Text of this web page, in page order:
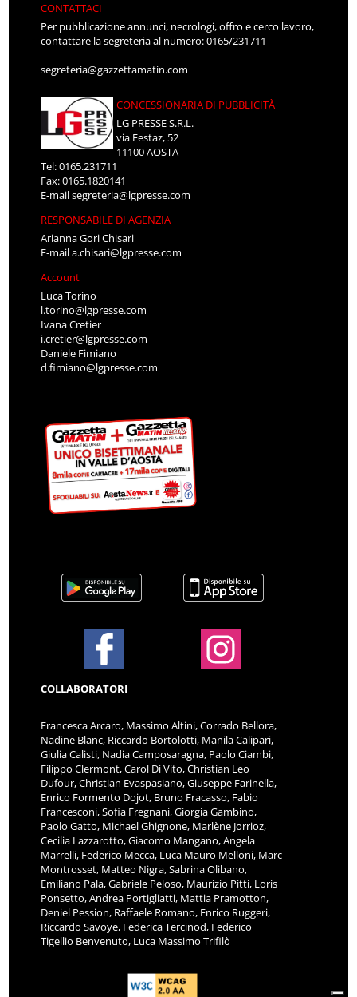
CONTATTACI
Per pubblicazione annunci, necrologi, offro e cerco lavoro,
contattare la segreteria al numero: 0165/231711
segreteria@gazzettamatin.com
CONCESSIONARIA DI PUBBLICITÀ
LG PRESSE S.R.L.
via Festaz, 52
11100 AOSTA
Tel: 0165.231711
Fax: 0165.1820141
E-mailsegreteria@lgpresse.com
RESPONSABILE DI AGENZIA
Arianna Gori Chisari
E-maila.chisari@lgpresse.com
Account
Luca Torino
l.torino@lgpresse.com
Ivana Cretier
i.cretier@lgpresse.com
Daniele Fimiano
d.fimiano@lgpresse.com
COLLABORATORI
Francesca Arcaro, Massimo Altini, Corrado Bellora,
Nadine Blanc, Riccardo Bortolotti, Manila Calipari,
Giulia Calisti, Nadia Camposaragna, Paolo Ciambi,
Filippo Clermont, Carol Di Vito, Christian Leo
Dufour, Christian Evaspasiano, Giuseppe Farinella,
Enrico Formento Dojot, Bruno Fracasso, Fabio
Francesconi, Sofia Fregnani, Giorgia Gambino,
Paolo Gatto, Michael Ghignone, Marlène Jorrioz,
Cecilia Lazzarotto, Giacomo Mangano, Angela
Marrelli, Federico Mecca, Luca Mauro Melloni, Marc
Montrosset, Matteo Nigra, Sabrina Olibano,
Emiliano Pala, Gabriele Peloso, Maurizio Pitti, Loris
Ponsetto, Andrea Portigliatti, Mattia Pramotton,
Deniel Pession, Raffaele Romano, Enrico Ruggeri,
Riccardo Savoye, Federica Tercinod, Federico
Tigellio Benvenuto, Luca Massimo Trifilò